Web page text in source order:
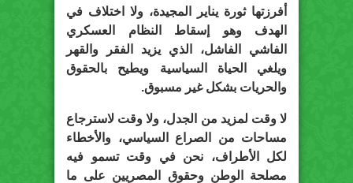
أفرزتها ثورة يناير المجيدة، ولا اختلاف في
الهدف وهو إسقاط النظام العسكري
الفاشي الفاشل، الذي يزيد الفقر والقهر
ويلغي الحياة السياسية ويطيح بالحقوق
والحريات بشكل غير مسبوق.
لا وقت لمزيد من الجدل، ولا وقت لاسترجاع
مساحات من الصراع السياسي، والأخطاء
لكل الأطراف، نحن في وقت تسمو فيه
مصلحة الوطن وحقوق المصريين على ما